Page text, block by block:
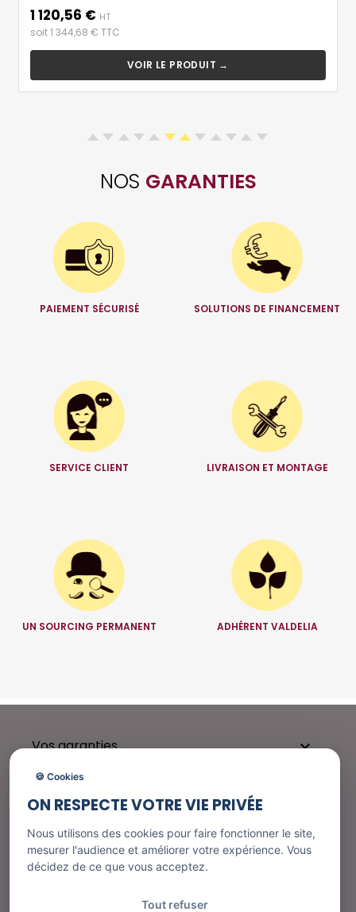
base
Prix
1 120,56 € HT
soit 1 344,68 € TTC
VOIR LE PRODUIT →
NOS GARANTIES
PAIEMENT SÉCURISÉ SOLUTIONS DE FINANCEMENT
SERVICE CLIENT LIVRAISON ET MONTAGE
UN SOURCING PERMANENT ADHÉRENT VALDELIA
Vos garanties 
Besoin d'aide ?
Nos services
🍪 Cookies
ON RESPECTE VOTRE VIE PRIVÉE
Nous utilisons des cookies pour faire fonctionner le site,
mesurer l'audience et améliorer votre expérience. Vous
décidez de ce que vous acceptez.
Tout refuser